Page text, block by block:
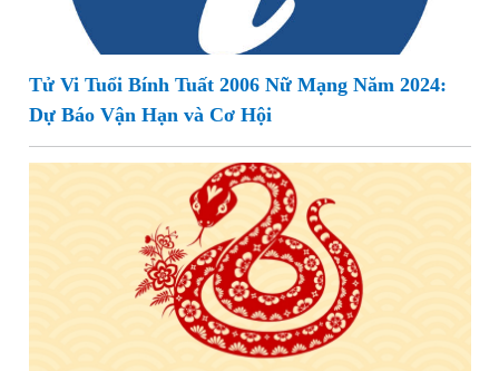
Tử Vi Tuổi Bính Tuất 2006 Nữ Mạng Năm 2024:
Dự Báo Vận Hạn và Cơ Hội